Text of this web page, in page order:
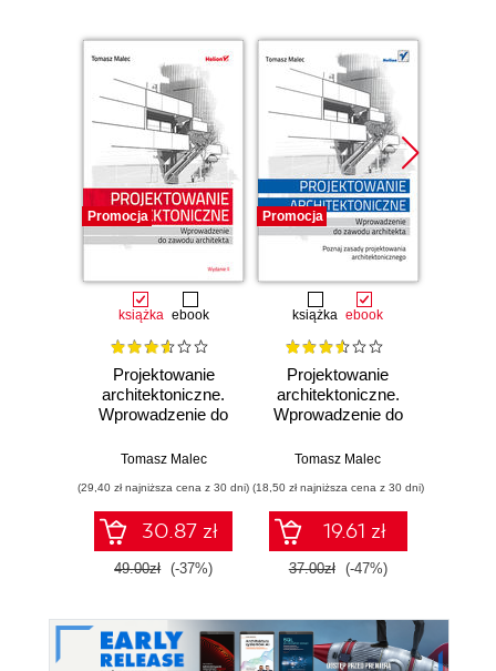
Promocja
książka ebook
Projektowanie
architektoniczne.
Wprowadzenie do
Wydanie II
Tomasz Malec
(29,40 zł najniższa cena z 30 dni)
30.87 zł
49.00zł (-37%)
Promocja
książka ebook
Projektowanie
architektoniczne.
Wprowadzenie do
Tomasz Malec
(18,50 zł najniższa cena z 30 dni)
19.61 zł
37.00zł (-47%)